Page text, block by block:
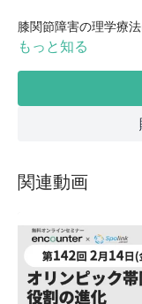
膝関節障害の理学療
加わるメカニカルス
今回は膝関節の動き
つかの運動連鎖の観
もっと知る
関連動画